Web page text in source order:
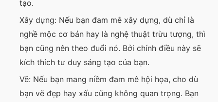
tạo.
Xây dựng: Nếu bạn đam mê xây dựng, dù chỉ là
nghề mộc cơ bản hay là nghệ thuật trừu tượng, thì
bạn cũng nên theo đuổi nó. Bởi chính điều này sẽ
kích thích tư duy sáng tạo của bạn.
Vẽ: Nếu bạn mang niềm đam mê hội họa, cho dù
bạn vẽ đẹp hay xấu cũng không quan trọng. Bạn